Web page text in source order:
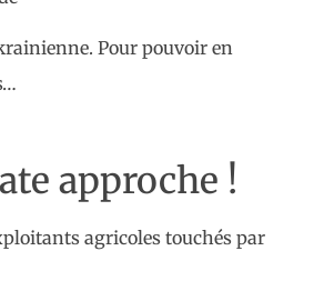
Pour pouvoir en
approche !
agricoles touchés par